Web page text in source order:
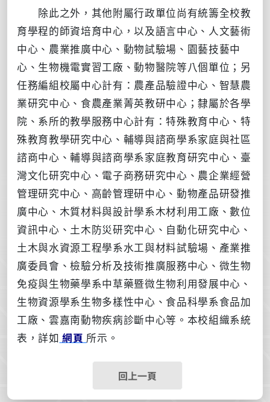
除此之外，其他附屬行政單位尚有統籌全校教
育學程的師資培育中心，以及語言中心、人文藝術
中心、農業推廣中心、動物試驗場、園藝技藝中
心、生物機電實習工廠、動物醫院等八個單位；另
任務編組校屬中心計有：農產品驗證中心、智慧農
業研究中心、食農產業菁英教研中心；隸屬於各學
院、系所的教學服務中心計有：特殊教育中心、特
殊教育教學研究中心、輔導與諮商學系家庭與社區
諮商中心、輔導與諮商學系家庭教育研究中心、臺
灣文化研究中心、電子商務研究中心、農企業經營
管理研究中心、高齡管理研中心、動物產品研發推
廣中心、木質材料與設計學系木材利用工廠、數位
資訊中心、土木防災研究中心、自動化研究中心、
土木與水資源工程學系水工與材料試驗場、產業推
廣委員會、檢驗分析及技術推廣服務中心、微生物
免疫與生物藥學系中草藥暨微生物利用發展中心、
生物資源學系生物多樣性中心、食品科學系食品加
工廠、雲嘉南動物疾病診斷中心等。本校組織系統
表，詳如 網頁 所示。
回上一頁